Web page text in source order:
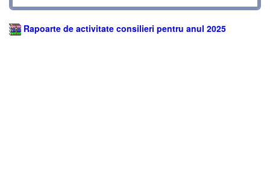
Rapoarte de activitate consilieri pentru anul 2025